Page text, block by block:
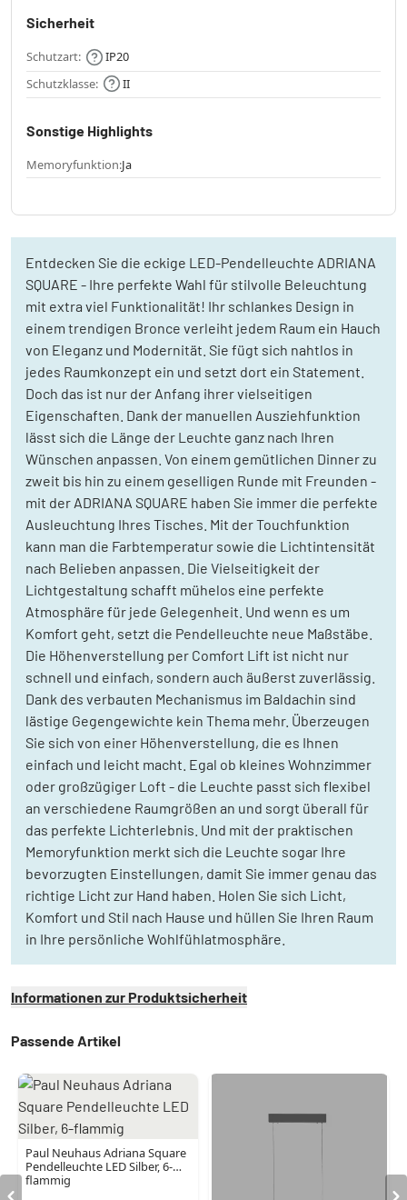
Sicherheit
Schutzart:
IP20
Schutzklasse:
II
Sonstige Highlights
Memoryfunktion:Ja
Entdecken Sie die eckige LED-Pendelleuchte ADRIANA
SQUARE - Ihre perfekte Wahl für stilvolle Beleuchtung
mit extra viel Funktionalität! Ihr schlankes Design in
einem trendigen Bronce verleiht jedem Raum ein Hauch
von Eleganz und Modernität. Sie fügt sich nahtlos in
jedes Raumkonzept ein und setzt dort ein Statement.
Doch das ist nur der Anfang ihrer vielseitigen
Eigenschaften. Dank der manuellen Ausziehfunktion
lässt sich die Länge der Leuchte ganz nach Ihren
Wünschen anpassen. Von einem gemütlichen Dinner zu
zweit bis hin zu einem geselligen Runde mit Freunden -
mit der ADRIANA SQUARE haben Sie immer die perfekte
Ausleuchtung Ihres Tisches. Mit der Touchfunktion
kann man die Farbtemperatur sowie die Lichtintensität
nach Belieben anpassen. Die Vielseitigkeit der
Lichtgestaltung schafft mühelos eine perfekte
Atmosphäre für jede Gelegenheit. Und wenn es um
Komfort geht, setzt die Pendelleuchte neue Maßstäbe.
Die Höhenverstellung per Comfort Lift ist nicht nur
schnell und einfach, sondern auch äußerst zuverlässig.
Dank des verbauten Mechanismus im Baldachin sind
lästige Gegengewichte kein Thema mehr. Überzeugen
Sie sich von einer Höhenverstellung, die es Ihnen
einfach und leicht macht. Egal ob kleines Wohnzimmer
oder großzügiger Loft - die Leuchte passt sich flexibel
an verschiedene Raumgrößen an und sorgt überall für
das perfekte Lichterlebnis. Und mit der praktischen
Memoryfunktion merkt sich die Leuchte sogar Ihre
bevorzugten Einstellungen, damit Sie immer genau das
richtige Licht zur Hand haben. Holen Sie sich Licht,
Komfort und Stil nach Hause und hüllen Sie Ihren Raum
in Ihre persönliche Wohlfühlatmosphäre.
Informationen zur Produktsicherheit
Passende Artikel
Paul Neuhaus Adriana Square
Pendelleuchte LED Silber, 6-
flammig